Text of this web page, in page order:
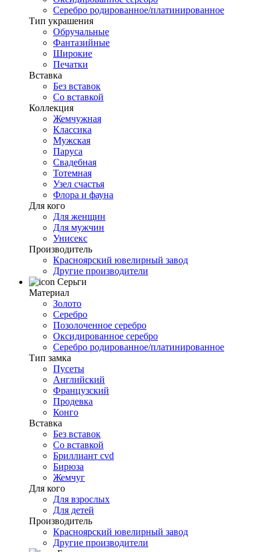
Серебро родированное/платинированное
Тип украшения
Обручальные
Фантазийные
Широкие
Печатки
Вставка
Без вставок
Со вставкой
Коллекция
Жемчужная
Классика
Мужская
Паруса
Свадебная
Тотемная
Узел счастья
Флора и фауна
Для кого
Для женщин
Для мужчин
Унисекс
Производитель
Красноярский ювелирный завод
Другие производители
Серьги
Материал
Золото
Серебро
Позолоченное серебро
Оксидированное серебро
Серебро родированное/платинированное
Тип замка
Пусеты
Английский
Французский
Продевка
Конго
Вставка
Без вставок
Со вставкой
Бриллиант cvd
Бирюза
Жемчуг
Для кого
Для взрослых
Для детей
Производитель
Красноярский ювелирный завод
Другие производители